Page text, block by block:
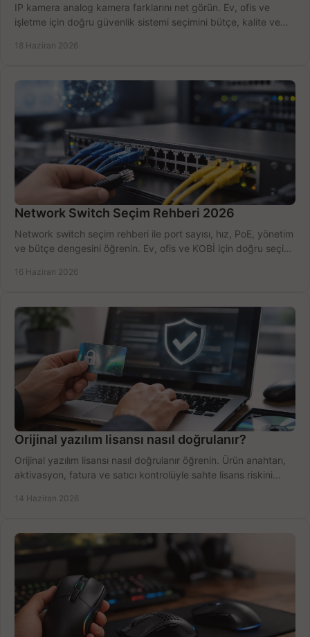
IP kamera analog kamera farklarını net görün. Ev, ofis ve
işletme için doğru güvenlik sistemi seçimini bütçe, kalite ve
18 Haziran 2026
Network Switch Seçim Rehberi 2026
Network switch seçim rehberi ile port sayısı, hız, PoE, yönetim
ve bütçe dengesini öğrenin. Ev, ofis ve KOBİ için doğru seçimi
16 Haziran 2026
Orijinal yazılım lisansı nasıl doğrulanır?
Orijinal yazılım lisansı nasıl doğrulanır öğrenin. Ürün anahtarı,
aktivasyon, fatura ve satıcı kontrolüyle sahte lisans riskini
14 Haziran 2026